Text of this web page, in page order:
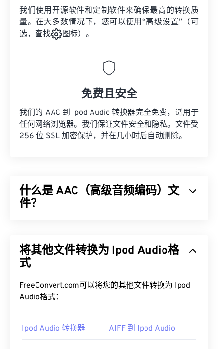
我们使用开源软件和定制软件来确保最高的转换质
量。在大多数情况下，您可以使用“高级设置”（可
选，查找
图标）。
免费且安全
我们的 AAC 到 Ipod Audio 转换器完全免费，适用于
任何网络浏览器。我们保证文件安全和隐私。文件受
256 位 SSL 加密保护，并在几小时后自动删除。
什么是 AAC（高级音频编码）文
件？
数字广播和互联网流媒体。它是iOS、YouTube
、
任天堂
有效地压缩文件大小，同时提供与未压缩音频类似的
音质。
如何打开 AAC 文件？
将其他文件转换为 Ipod Audio格
式
FreeConvert.com可以将您的其他文件转换为 Ipod
Audio格式：
Ipod Audio 转换器 AIFF 到 Ipod Audio